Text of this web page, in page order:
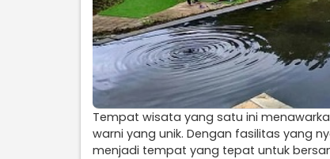
Tempat wisata yang satu ini
warni yang unik. Dengan fasilitas yang
menjadi tempat yang tepat untuk